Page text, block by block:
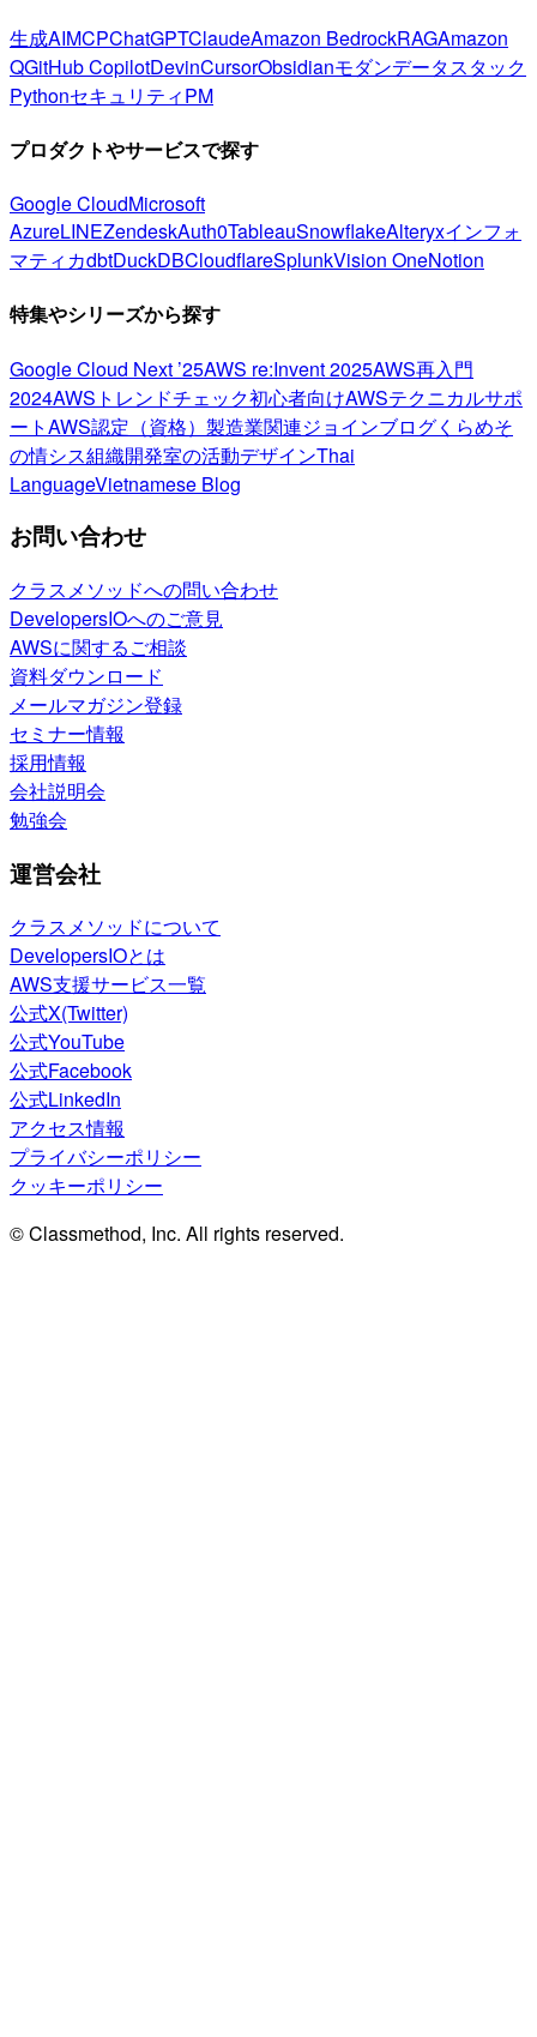
生成AIMCPChatGPTClaudeAmazon BedrockRAGAmazon
QGitHub CopilotDevinCursorObsidianモダンデータスタック
PythonセキュリティPM
プロダクトやサービスで探す
Google CloudMicrosoft
AzureLINEZendeskAuth0TableauSnowflakeAlteryxインフォ
マティカdbtDuckDBCloudflareSplunkVision OneNotion
特集やシリーズから探す
Google Cloud Next ’25AWS re:Invent 2025AWS再入門
2024AWSトレンドチェック初心者向けAWSテクニカルサポ
ートAWS認定（資格） 製造業関連ジョインブログくらめそ
の情シス組織開発室の活動デザインThai
LanguageVietnamese Blog
お問い合わせ
クラスメソッドへの問い合わせ
DevelopersIOへのご意見
AWSに関するご相談
資料ダウンロード
メールマガジン登録
セミナー情報
採用情報
会社説明会
勉強会
運営会社
クラスメソッドについて
DevelopersIOとは
AWS支援サービス一覧
公式X(Twitter)
公式YouTube
公式Facebook
公式LinkedIn
アクセス情報
プライバシーポリシー
クッキーポリシー
© Classmethod, Inc. All rights reserved.